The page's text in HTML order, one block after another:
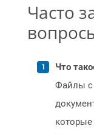
Часто
Что
Файлы с
которые